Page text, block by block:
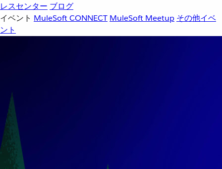
レスセンター ブログ
イベント MuleSoft CONNECT MuleSoft Meetup その他イベ
ント